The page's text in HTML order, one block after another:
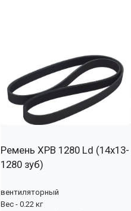
Ремень XPB 1280 Ld (14х13-
1280 зуб)
вентиляторный
Вес - 0.22 кг